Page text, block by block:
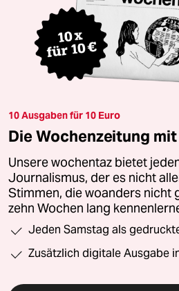
10 Ausgaben für 10 Euro
Die Wochenzeitung
Unsere wochentaz bietet
Journalismus, der es nicht
Stimmen, die woanders nicht
zehn Wochen lang
Jeden Samstag als
Zusätzlich digitale Ausgabe